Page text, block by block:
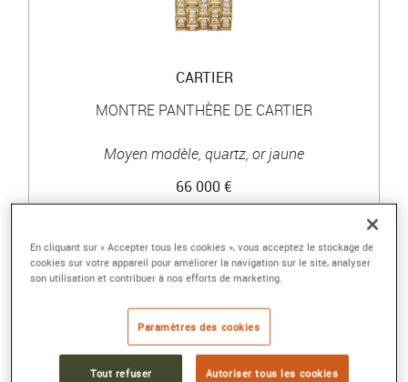
CARTIER
MONTRE PANTHÈRE DE CARTIER
Moyen modèle, quartz, or jaune
66 000 €
En cliquant sur « Accepter tous les cookies », vous acceptez le stockage de
cookies sur votre appareil pour améliorer la navigation sur le site, analyser
son utilisation et contribuer à nos efforts de marketing.
Paramètres des cookies
Tout refuser Autoriser tous les cookies